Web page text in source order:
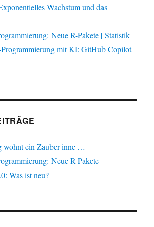
Wachstum und das
Neue R-Pakete | Statistik
mit KI: GitHub Copilot
wohnt ein Zauber inne …
Neue R-Pakete
Was ist neu?